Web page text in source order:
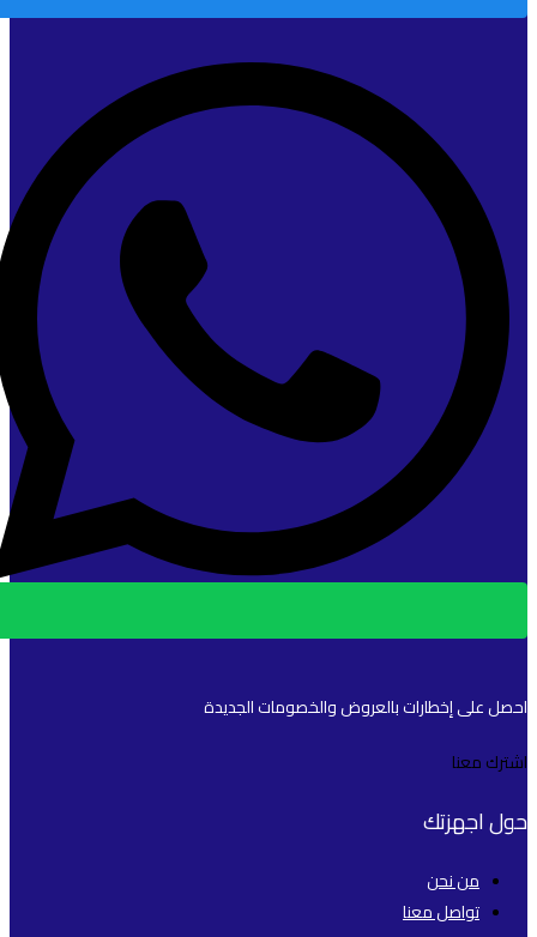
احصل على إخطارات بالعروض والخصومات الجديدة
اشترك معنا
حول اجهزتك
من نحن
تواصل معنا